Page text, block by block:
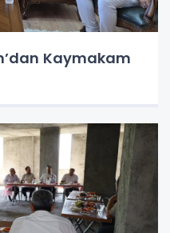
Kaymakam